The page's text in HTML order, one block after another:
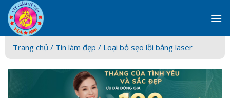
Skip
to
content
Trang chủ / Tin làm đẹp / Loại bỏ sẹo lồi bằng laser